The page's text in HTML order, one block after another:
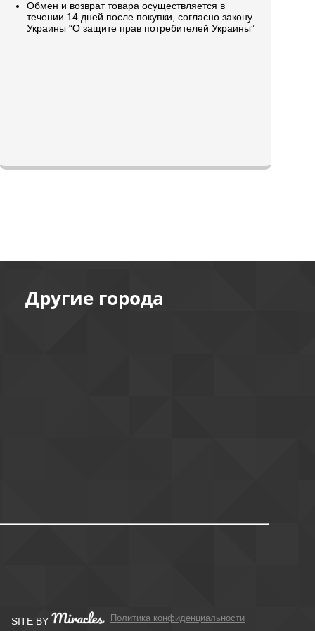
Обмен и возврат товара осуществляется в
течении 14 дней после покупки, согласно закону
Украины “О защите прав потребителей Украины”
Другие города
SITE BY Политика конфиденциальности